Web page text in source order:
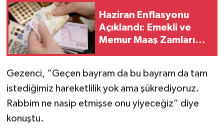
Haziran Enflasyonu
Açıklandı: Emekli ve
Memur Maaş Zamları
Gezenci, “Geçen bayram da bu bayram da tam
istediğimiz hareketlilik yok ama şükrediyoruz.
Rabbim ne nasip etmişse onu yiyeceğiz” diye
konuştu.